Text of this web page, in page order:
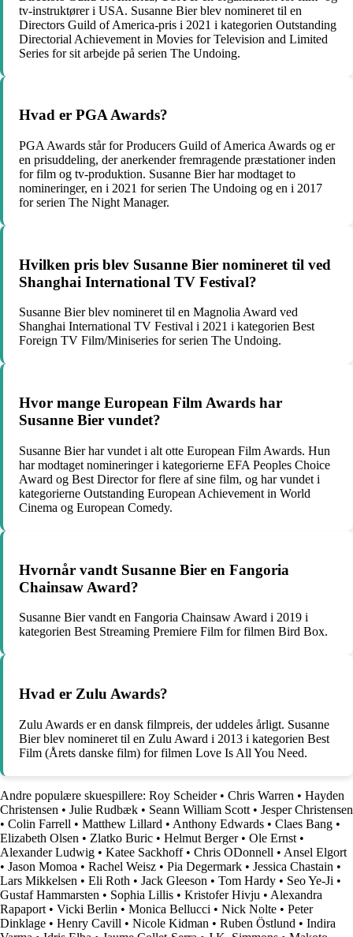
tv-instruktører i USA. Susanne Bier blev nomineret til en
Directors Guild of America-pris i 2021 i kategorien Outstanding
Directorial Achievement in Movies for Television and Limited
Series for sit arbejde på serien The Undoing.
Hvad er PGA Awards?
PGA Awards står for Producers Guild of America Awards og er
en prisuddeling, der anerkender fremragende præstationer inden
for film og tv-produktion. Susanne Bier har modtaget to
nomineringer, en i 2021 for serien The Undoing og en i 2017
for serien The Night Manager.
Hvilken pris blev Susanne Bier nomineret til ved
Shanghai International TV Festival?
Susanne Bier blev nomineret til en Magnolia Award ved
Shanghai International TV Festival i 2021 i kategorien Best
Foreign TV Film/Miniseries for serien The Undoing.
Hvor mange European Film Awards har
Susanne Bier vundet?
Susanne Bier har vundet i alt otte European Film Awards. Hun
har modtaget nomineringer i kategorierne EFA Peoples Choice
Award og Best Director for flere af sine film, og har vundet i
kategorierne Outstanding European Achievement in World
Cinema og European Comedy.
Hvornår vandt Susanne Bier en Fangoria
Chainsaw Award?
Susanne Bier vandt en Fangoria Chainsaw Award i 2019 i
kategorien Best Streaming Premiere Film for filmen Bird Box.
Hvad er Zulu Awards?
Zulu Awards er en dansk filmpreis, der uddeles årligt. Susanne
Bier blev nomineret til en Zulu Award i 2013 i kategorien Best
Film (Årets danske film) for filmen Love Is All You Need.
Andre populære skuespillere: Roy Scheider• Chris Warren • Hayden
Christensen • Julie Rudbæk • Seann William Scott • Jesper Christensen
• Colin Farrell • Matthew Lillard • Anthony Edwards • Claes Bang •
Elizabeth Olsen • Zlatko Buric • Helmut Berger• Ole Ernst •
Alexander Ludwig • Katee Sackhoff• Chris ODonnell • Ansel Elgort
• Jason Momoa • Rachel Weisz • Pia Degermark • Jessica Chastain •
Lars Mikkelsen • Eli Roth • Jack Gleeson • Tom Hardy • Seo Ye-Ji •
Gustaf Hammarsten • Sophia Lillis • Kristofer Hivju • Alexandra
Rapaport • Vicki Berlin • Monica Bellucci • Nick Nolte • Peter
Dinklage • Henry Cavill • Nicole Kidman • Ruben Östlund • Indira